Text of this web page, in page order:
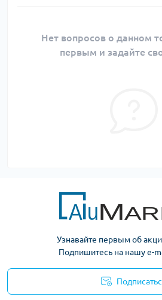
Нет вопросов о данном
первым и задайте
Узнавайте первым об
Подпишитесь на нашу e-